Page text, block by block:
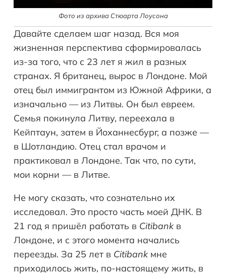
Фото из архива Стюарта Лоусона
Давайте сделаем шаг назад. Вся моя
жизненная перспектива сформировалась
из-за того, что с 23 лет я жил в разных
странах. Я британец, вырос в Лондоне. Мой
отец был иммигрантом из Южной Африки, а
изначально — из Литвы. Он был евреем.
Семья покинула Литву, переехала в
Кейптаун, затем в Йоханнесбург, а позже —
в Шотландию. Отец стал врачом и
практиковал в Лондоне. Так что, по сути,
мои корни — в Литве.
Не могу сказать, что сознательно их
исследовал. Это просто часть моей ДНК. В
21 год я пришёл работать в Citibankв
Лондоне, и с этого момента начались
переезды. За 25 лет в Citibankмне
приходилось жить, по-настоящему жить, в